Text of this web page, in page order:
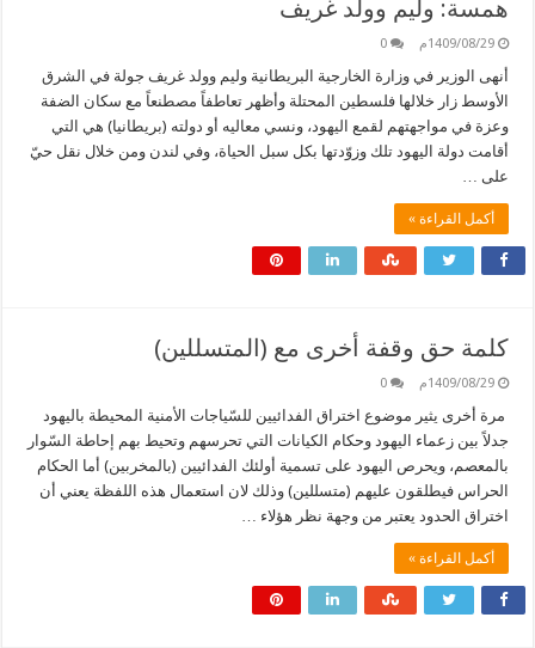
همسة: وليم وولد غريف
1409/08/29م 0
أنهى الوزير في وزارة الخارجية البريطانية وليم وولد غريف جولة في الشرق
الأوسط زار خلالها فلسطين المحتلة وأظهر تعاطفاً مصطنعاً مع سكان الضفة
وعزة في مواجهتهم لقمع اليهود، ونسي معاليه أو دولته (بريطانيا) هي التي
أقامت دولة اليهود تلك وزوّدتها بكل سبل الحياة، وفي لندن ومن خلال نقل حيّ
على …
أكمل القراءة »
كلمة حق وقفة أخرى مع (المتسللين)
1409/08/29م 0
مرة أخرى يثير موضوع اختراق الفدائيين للسّياجات الأمنية المحيطة باليهود
جدلاً بين زعماء اليهود وحكام الكيانات التي تحرسهم وتحيط بهم إحاطة السّوار
بالمعصم، ويحرص اليهود على تسمية أولئك الفدائيين (بالمخربين) أما الحكام
الحراس فيطلقون عليهم (متسللين) وذلك لان استعمال هذه اللفظة يعني أن
اختراق الحدود يعتبر من وجهة نظر هؤلاء …
أكمل القراءة »